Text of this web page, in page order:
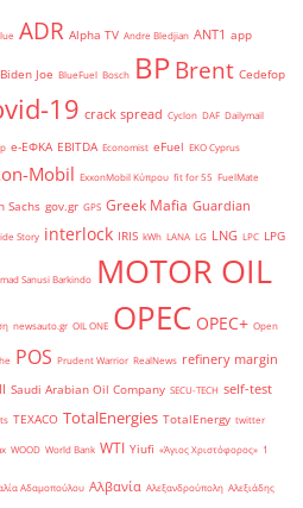
ADR Alpha TV Andre Bledjian ANT1 app
Biden Joe BlueFuel Bosch BPBrent Cedefop
19 crack spread Cyclon DAF Dailymail
e-ΕΦΚΑ EBITDA Economist eFuel EKO Cyprus
Mobil ExxonMobil Κύπρου fit for 55 FuelMate
Sachs gov.gr GPS Greek Mafia Guardian
Story interlock IRIS kWh LANA LG LNG LPC LPG
Sanusi Barkindo MOTOR OIL
newsauto.gr OIL ONE OPEC OPEC+ Open
POS Prudent Warrior RealNews refinery margin
Saudi Arabian Oil Company SECU-TECH self-test
TEXACO TotalEnergies TotalEnergy twitter
WOOD World Bank WTI Yiufi «Άγιος Χριστόφορος» ΄1
Αδαμοπούλου Αλβανία Αλεξανδρούπολη Αλεξιάδης